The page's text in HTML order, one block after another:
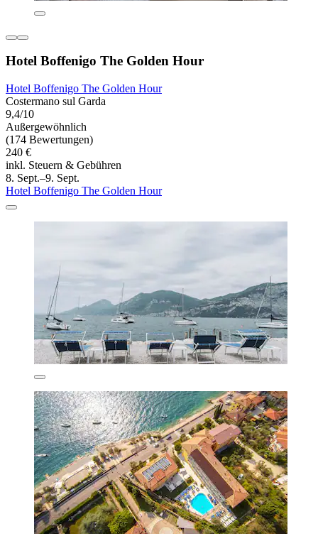
Hotel Boffenigo The Golden Hour
Hotel Boffenigo The Golden Hour
Costermano sul Garda
9,4/10
Außergewöhnlich
(174 Bewertungen)
240 €
inkl. Steuern & Gebühren
8. Sept.–9. Sept.
Hotel Boffenigo The Golden Hour